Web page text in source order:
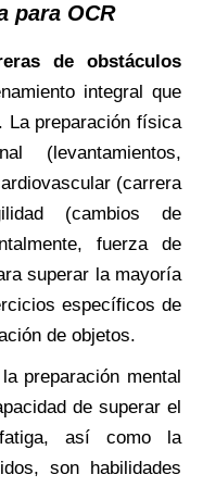
para OCR
de obstáculos
integral que
La preparación física
(levantamientos,
(carrera
(cambios de
fuerza de
superar la mayoría
específicos de
de objetos.
preparación mental
de superar el
así como la
son habilidades